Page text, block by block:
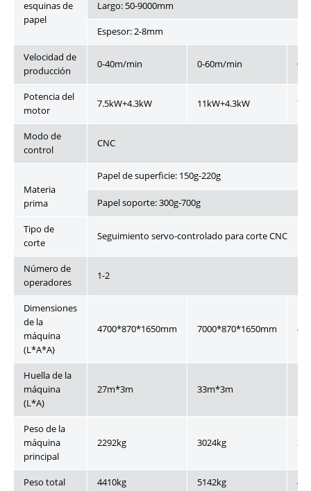
esquinas de
papel
Largo: 50-9000mm
Espesor: 2-8mm
Velocidad de
producción
0-40m/min 0-60m/min 0-
Potencia del
motor
7.5kW+4.3kW 11kW+4.3kW
Modo de
control
CNC
Materia
prima
Papel de superficie: 150g-220g
Papel soporte: 300g-700g
Tipo de
corte
Seguimiento servo-controlado para corte CNC
Número de
operadores
1-2
Dimensiones
de la
máquina
(L*A*A)
4700*870*1650mm 7000*870*1650mm
Huella de la
máquina
(L*A)
27m*3m 33m*3m
Peso de la
máquina
principal
2292kg 3024kg
Peso total 4410kg 5142kg